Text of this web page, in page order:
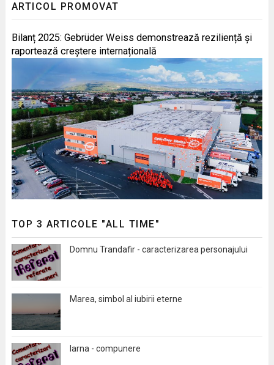
ARTICOL PROMOVAT
Bilanț 2025: Gebrüder Weiss demonstrează reziliență și
raportează creștere internațională
TOP 3 ARTICOLE "ALL TIME"
Domnu Trandafir - caracterizarea personajului
Marea, simbol al iubirii eterne
Iarna - compunere